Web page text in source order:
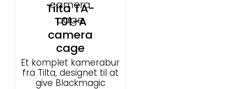
Tilta TA-
T01-A
camera
cage
Et komplet kamerabur
fra Tilta, designet til at
give Blackmagic